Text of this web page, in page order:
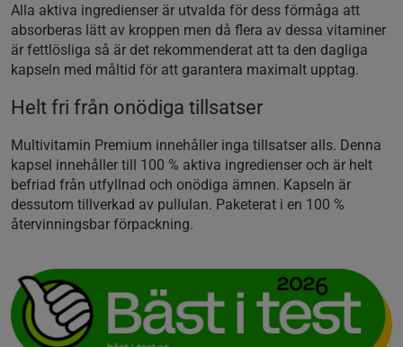
Alla aktiva ingredienser är utvalda för dess förmåga att
absorberas lätt av kroppen men då flera av dessa vitaminer
är fettlösliga så är det rekommenderat att ta den dagliga
kapseln med måltid för att garantera maximalt upptag.
Helt fri från onödiga tillsatser
Multivitamin Premium innehåller inga tillsatser alls. Denna
kapsel innehåller till 100 % aktiva ingredienser och är helt
befriad från utfyllnad och onödiga ämnen. Kapseln är
dessutom tillverkad av pullulan. Paketerat i en 100 %
återvinningsbar förpackning.